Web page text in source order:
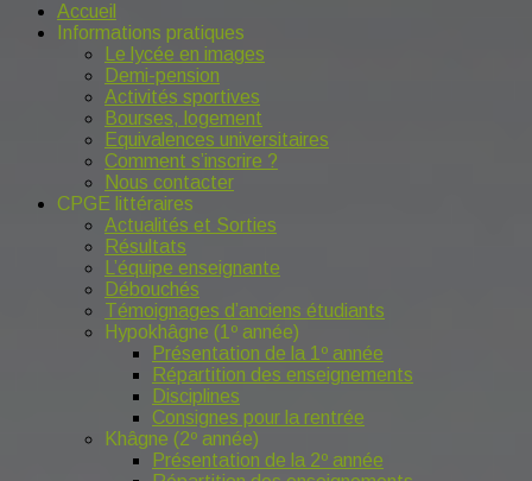
Accueil
Informations pratiques
Le lycée en images
Demi-pension
Activités sportives
Bourses, logement
Equivalences universitaires
Comment s’inscrire ?
Nous contacter
CPGE littéraires
Actualités et Sorties
Résultats
L’équipe enseignante
Débouchés
Témoignages d’anciens étudiants
Hypokhâgne (1º année)
Présentation de la 1º année
Répartition des enseignements
Disciplines
Consignes pour la rentrée
Khâgne (2º année)
Présentation de la 2º année